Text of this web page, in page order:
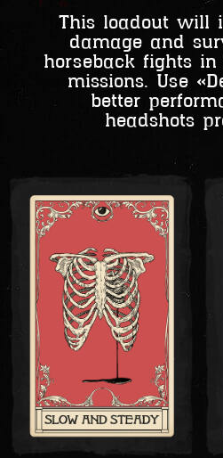
This loadout will
damage and
horseback fights
missions. Use
better
headshots